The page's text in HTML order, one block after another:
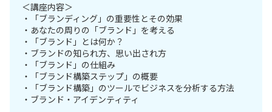
＜講座内容＞
・「ブランディング」の重要性とその効果
・あなたの周りの「ブランド」を考える
・「ブランド」とは何か？
・ブランドの知られ方、思い出され方
・「ブランド」の仕組み
・「ブランド構築ステップ」の概要
・「ブランド構築」のツールでビジネスを分析する方法
・ブランド・アイデンティティ